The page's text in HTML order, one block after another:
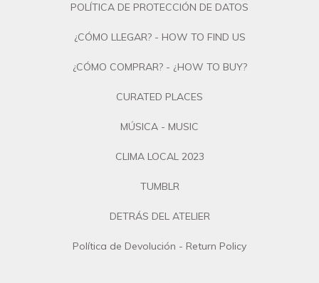
POLÍTICA DE PROTECCIÓN DE DATOS
¿CÓMO LLEGAR? - HOW TO FIND US
¿CÓMO COMPRAR? - ¿HOW TO BUY?
CURATED PLACES
MÚSICA - MUSIC
CLIMA LOCAL 2023
TUMBLR
DETRÁS DEL ATELIER
Política de Devolución - Return Policy